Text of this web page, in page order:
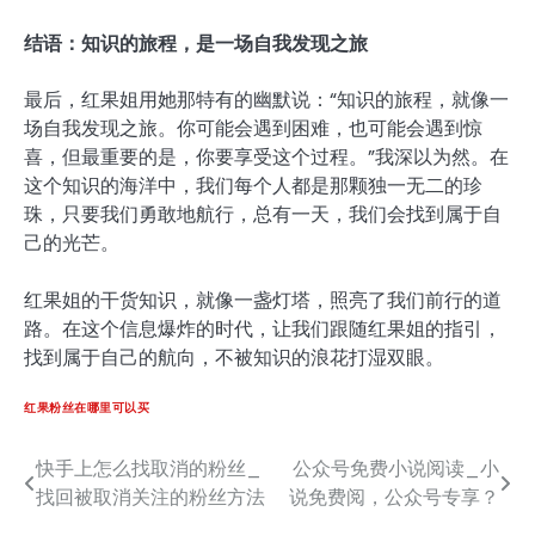
结语：知识的旅程，是一场自我发现之旅
最后，红果姐用她那特有的幽默说：“知识的旅程，就像一
场自我发现之旅。你可能会遇到困难，也可能会遇到惊
喜，但最重要的是，你要享受这个过程。”我深以为然。在
这个知识的海洋中，我们每个人都是那颗独一无二的珍
珠，只要我们勇敢地航行，总有一天，我们会找到属于自
己的光芒。
红果姐的干货知识，就像一盏灯塔，照亮了我们前行的道
路。在这个信息爆炸的时代，让我们跟随红果姐的指引，
找到属于自己的航向，不被知识的浪花打湿双眼。
红果粉丝在哪里可以买
文
章
快手上怎么找取消的粉丝_
找回被取消关注的粉丝方法
公众号免费小说阅读_小
说免费阅，公众号专享？